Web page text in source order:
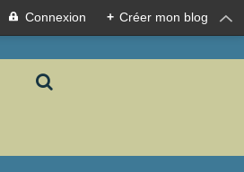
Connexion + Créer mon blog